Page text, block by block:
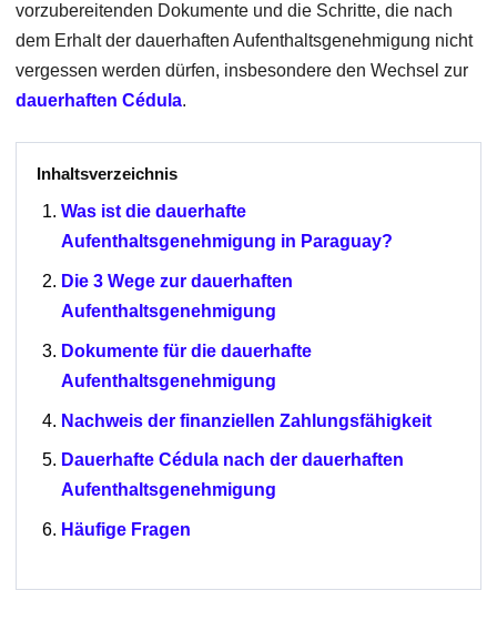
vorzubereitenden Dokumente und die Schritte, die nach
dem Erhalt der dauerhaften Aufenthaltsgenehmigung nicht
vergessen werden dürfen, insbesondere den Wechsel zur
dauerhaften Cédula.
Inhaltsverzeichnis
Was ist die dauerhafte
Aufenthaltsgenehmigung in Paraguay?
Die 3 Wege zur dauerhaften
Aufenthaltsgenehmigung
Dokumente für die dauerhafte
Aufenthaltsgenehmigung
Nachweis der finanziellen Zahlungsfähigkeit
Dauerhafte Cédula nach der dauerhaften
Aufenthaltsgenehmigung
Häufige Fragen